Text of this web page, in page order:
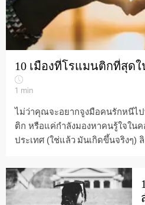
ร่วมงานกับเรา
10 เมืองที่โรแมนติกที่สุดใ
1 min
ไม่ว่าคุณจะอยากจูงมือคนรักหนีไ
ติก หรือแค่กำลังมองหาคนรู้ใจในค
ประเทศ (ใช่แล้ว มันเกิดขึ้นจริงๆ)